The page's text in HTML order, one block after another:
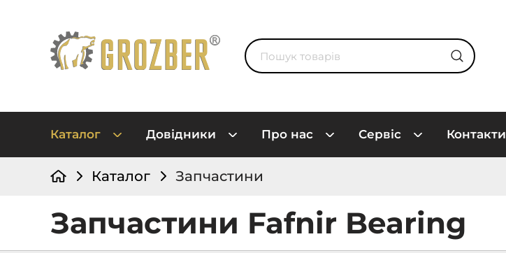
Каталог Довідники Про нас Сервіс Контакти
Каталог Запчастини
Запчастини Fafnir Bearing